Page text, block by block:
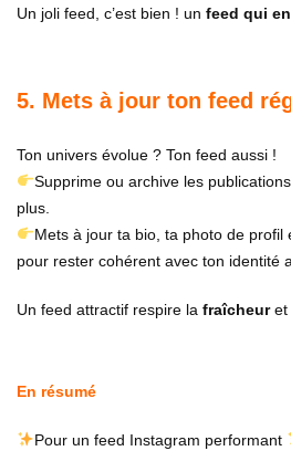
Un joli feed, c’est bien ! un feed qui
5. Mets à jour ton feed
Ton univers évolue ? Ton feed aussi !
Supprime ou archive les
plus.
Mets à jour ta bio, ta photo de profil
pour rester cohérent avec ton identité
Un feed attractif respire la fraîcheuret
En résumé
Pour un feed Instagram performant